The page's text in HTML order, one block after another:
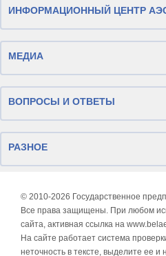
ИНФОРМАЦИОННЫЙ ЦЕНТР
МЕДИА
ВОПРОСЫ И ОТВЕТЫ
РАЗНОЕ
© 2010-2026 Государственное
Все права защищены. При любом
сайта, активная ссылка на
На сайте работает система
неточность в тексте, выделите ее и